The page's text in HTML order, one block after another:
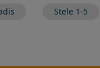
Stele 1-5